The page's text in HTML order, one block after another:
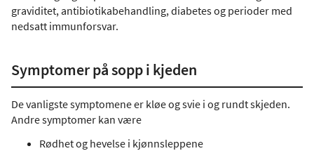
graviditet, antibiotikabehandling, diabetes og perioder med
nedsatt immunforsvar.
Symptomer på sopp i kjeden
De vanligste symptomene er kløe og svie i og rundt skjeden.
Andre symptomer kan være
Rødhet og hevelse i kjønnsleppene